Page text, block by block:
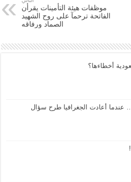
موظفات هيئة التأمينات يقرأن
الفاتحة ترحمآ على روح الشهيد
الصماد ورفاقه
أخطاءها؟
عندما أعادت الجغرافيا طرح سؤال